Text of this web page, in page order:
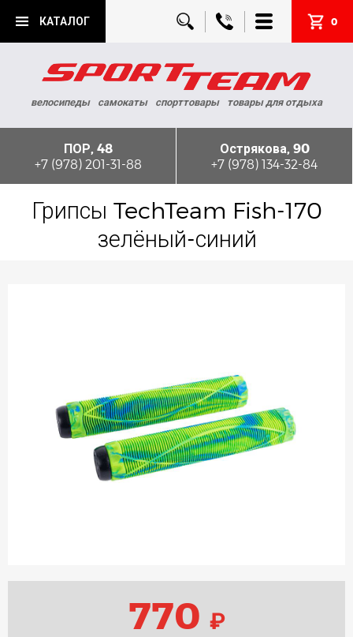
КАТАЛОГ 0
велосипеды самокаты спорттовары товары для отдыха
ПОР, 48
+7 (978) 201-31-88
Острякова, 90
+7 (978) 134-32-84
Грипсы TechTeam Fish-170
зелёный-синий
770 ₽